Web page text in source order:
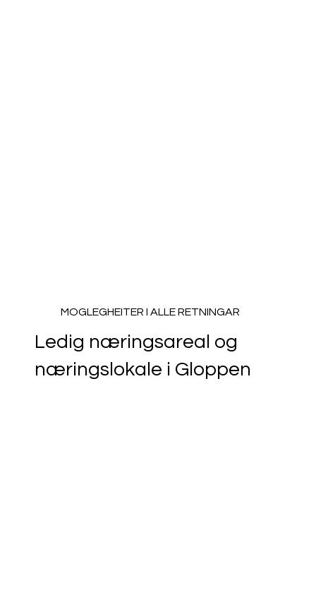
MOGLEGHEITER I ALLE RETNINGAR
Ledig næringsareal og
næringslokale i Gloppen